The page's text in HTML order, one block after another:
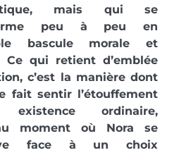
mais qui se
peu à peu en
bascule morale et
Ce qui retient d’emblée
c’est la manière dont
fait sentir l’étouffement
existence ordinaire,
moment où Nora se
face à un choix